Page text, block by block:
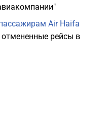
Air Haifa
отмененные рейсы в